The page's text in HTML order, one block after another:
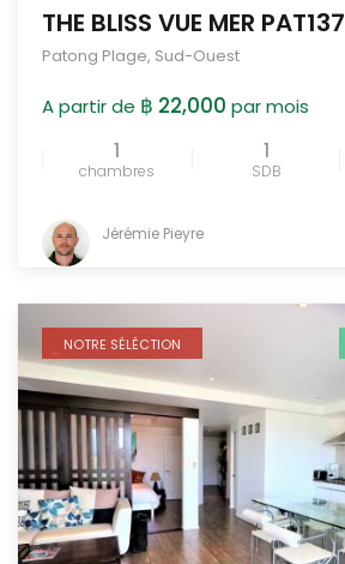
THE BLISS VUE MER PAT137
Patong Plage, Sud-Ouest
A partir de ฿ 22,000 par mois
1
chambres
1
SDB
Jérémie Pieyre
NOTRE SÉLÉCTION